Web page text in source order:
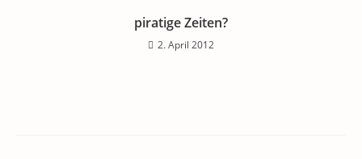
piratige Zeiten?
2. April 2012